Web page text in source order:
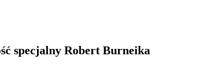
specjalny Robert Burneika